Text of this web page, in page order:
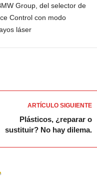
Group, del selector de
Control con modo
láser
ARTÍCULO SIGUIENTE
Plásticos, ¿reparar o
sustituir? No hay dilema.